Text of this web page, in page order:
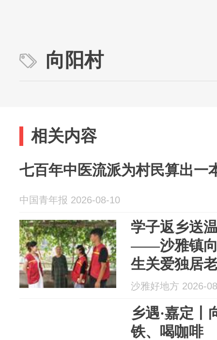
向阳村
相关内容
七百年中医流派为村民算出一
中国青年报 2026-08-10
学子返乡送
——沙雅镇向
生关爱独居
沙雅好地方 2026-
乡遇·嘉定丨
铁、喝咖啡